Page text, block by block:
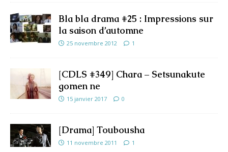
Bla bla drama #25 : Impressions sur
la saison d’automne
25 novembre 2012 1
[CDLS #349] Chara – Setsunakute
gomen ne
15 janvier 2017 0
[Drama] Toubousha
11 novembre 2011 1